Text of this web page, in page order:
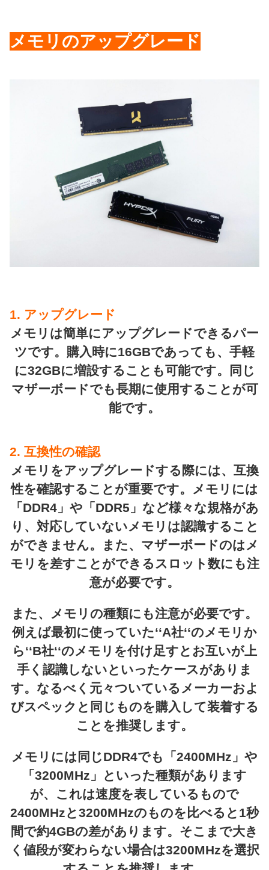
メモリのアップグレード
1. アップグレード
メモリは簡単にアップグレードできるパー
ツです。購入時に16GBであっても、手軽
に32GBに増設することも可能です。同じ
マザーボードでも長期に使用することが可
能です。
2. 互換性の確認
メモリをアップグレードする際には、互換
性を確認することが重要です。メモリには
「DDR4」や「DDR5」など様々な規格があ
り、対応していないメモリは認識すること
ができません。また、マザーボードのはメ
モリを差すことができるスロット数にも注
意が必要です。
また、メモリの種類にも注意が必要です。
例えば最初に使っていた‘‘A社‘‘のメモリか
ら‘‘B社‘‘のメモリを付け足すとお互いが上
手く認識しないといったケースがありま
す。なるべく元々ついているメーカーおよ
びスペックと同じものを購入して装着する
ことを推奨します。
メモリには同じDDR4でも「2400MHz」や
「3200MHz」といった種類があります
が、これは速度を表しているもので
2400MHzと3200MHzのものを比べると1秒
間で約4GBの差があります。そこまで大き
く値段が変わらない場合は3200MHzを選択